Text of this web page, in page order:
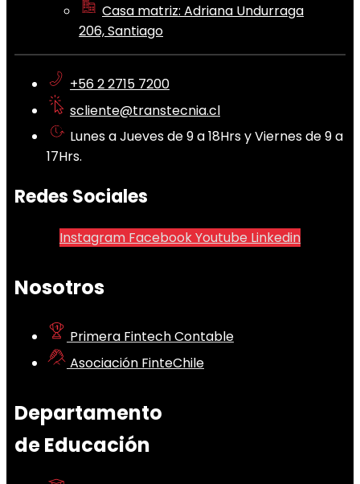
Casa matriz: Adriana Undurraga
206, Santiago
+56 2 2715 7200
scliente@transtecnia.cl
Lunes a Jueves de 9 a 18Hrs y Viernes de 9 a
17Hrs.
Redes Sociales
Instagram FacebookYoutube Linkedin
Nosotros
Primera Fintech Contable
Asociación FinteChile
Departamento
de Educación